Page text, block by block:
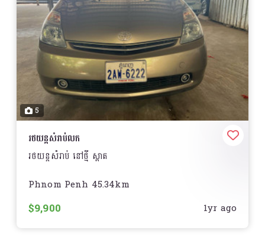
5
រថយន្តសំរាប់លក
រថយន្តសំរាប់ នៅថ្មី ស្អាត
Phnom Penh 45.34km
$9,900 1yr ago